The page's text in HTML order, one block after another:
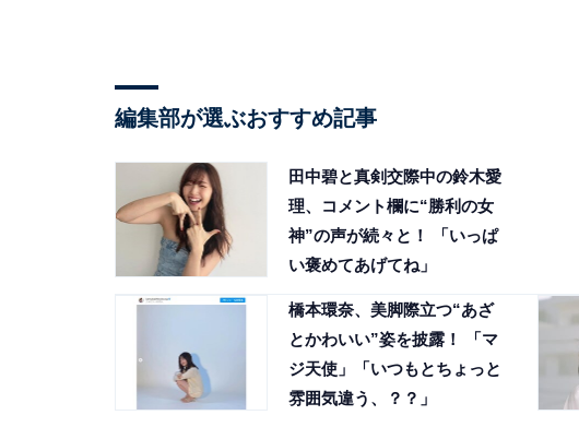
編集部が選ぶおすすめ記事
田中碧と真剣交際中の鈴木愛
理、コメント欄に“勝利の女
神”の声が続々と！ 「いっぱ
い褒めてあげてね」
橋本環奈、美脚際立つ“あざ
とかわいい”姿を披露！ 「マ
ジ天使」「いつもとちょっと
雰囲気違う︎、？？」